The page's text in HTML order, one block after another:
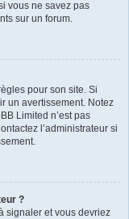
vous ne savez pas
sur un forum.
pour son site. Si
un avertissement. Notez
Limited n’est pas
l’administrateur si
?
signaler et vous devriez